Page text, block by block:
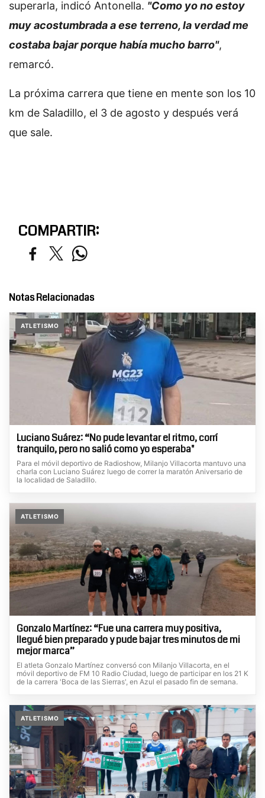
superarla, indicó Antonella. "Como yo no estoy
muy acostumbrada a ese terreno, la verdad me
costaba bajar porque había mucho barro",
remarcó.
La próxima carrera que tiene en mente son los 10
km de Saladillo, el 3 de agosto y después verá
que sale.
COMPARTIR:
Notas Relacionadas
ATLETISMO
Luciano Suárez: “No pude levantar el ritmo, corrí
tranquilo, pero no salió como yo esperaba"
Para el móvil deportivo de Radioshow, Milanjo Villacorta mantuvo una
charla con Luciano Suárez luego de correr la maratón Aniversario de
la localidad de Saladillo.
ATLETISMO
Gonzalo Martínez: “Fue una carrera muy positiva,
llegué bien preparado y pude bajar tres minutos de mi
mejor marca”
El atleta Gonzalo Martínez conversó con Milanjo Villacorta, en el
móvil deportivo de FM 10 Radio Ciudad, luego de participar en los 21 K
de la carrera 'Boca de las Sierras', en Azul el pasado fin de semana.
ATLETISMO